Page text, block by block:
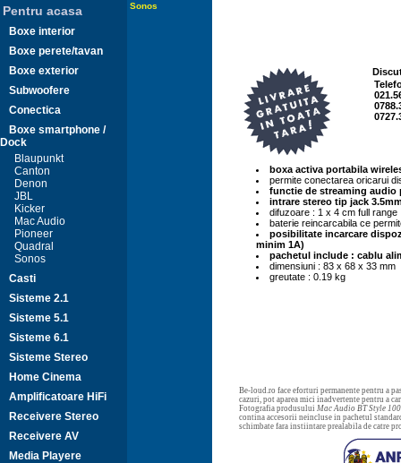
Pentru acasa
Boxe interior
Boxe perete/tavan
Boxe exterior
Subwoofere
Conectica
Boxe smartphone /
Dock
Blaupunkt
Canton
Denon
JBL
Kicker
Mac Audio
Pioneer
Quadral
Sonos
Casti
Sisteme 2.1
Sisteme 5.1
Sisteme 6.1
Sisteme Stereo
Home Cinema
Amplificatoare HiFi
Receivere Stereo
Receivere AV
Media Playere
Sonos
boxa activa portabila
permite conectarea oricarui
functie de streaming audio
intrare stereo tip jack
difuzoare : 1 x 4 cm full range
baterie reincarcabila ce
posibilitate incarcare
minim 1A)
pachetul include : cablu
dimensiuni : 83 x 68 x 33 mm
greutate : 0.19 kg
Be-loud.ro face eforturi permanente pentru a
cazuri, pot aparea mici inadvertente pentru a
Fotografia produsului Mac Audio BT Style
contina accesorii neincluse in pachetul
schimbate fara instiintare prealabila de catre